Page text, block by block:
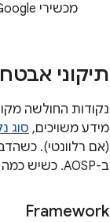
מכשירי Google מכילים גם תיקונים לנקודות החולשה באבטחה שמתוארות בהמשך.
תיקוני
מידע משויכים, סוג
(אם רלוונטי).
ב-AOSP. כשיש כמה שינויים שקשורים לבאג אחד, הפניות נוספות מקושרות למספרים שמופיעים אחרי מזהה הבאג.
Framework